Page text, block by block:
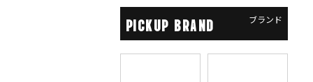
PICKUP BRAND ブランド